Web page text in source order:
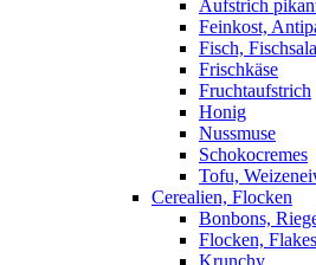
Aufstrich
Feinkost,
Fisch,
Frischkäse
Fruchtaufstrich
Honig
Nussmuse
Schokocremes
Tofu,
Cerealien, Flocken
Bonbons,
Flocken, Flakes
Krunchy